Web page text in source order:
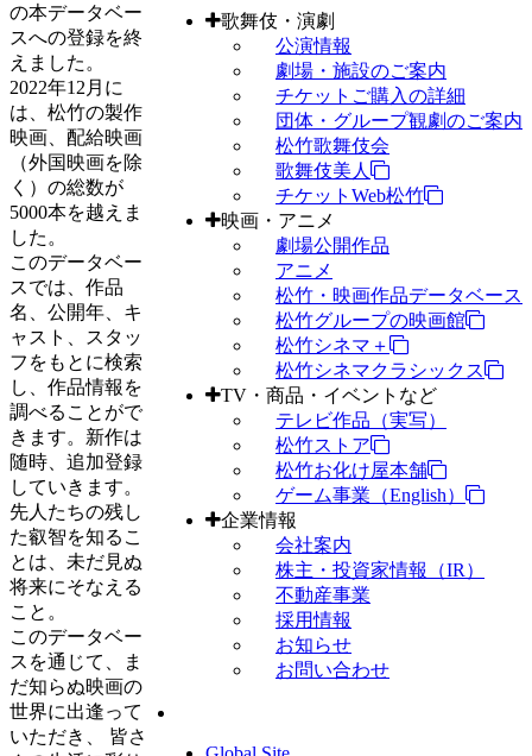
歌舞伎・演劇
公演情報
劇場・施設のご案内
チケットご購入の詳細
団体・グループ観劇のご案内
松竹歌舞伎会
歌舞伎美人
チケットWeb松竹
映画・アニメ
劇場公開作品
アニメ
松竹・映画作品データベース
松竹グループの映画館
松竹シネマ＋
松竹シネマクラシックス
TV・商品・イベントなど
テレビ作品（実写）
松竹ストア
松竹お化け屋本舗
ゲーム事業（English）
企業情報
会社案内
株主・投資家情報（IR）
不動産事業
採用情報
お知らせ
お問い合わせ
の本データベー
スへの登録を終
えました。
2022年12月に
は、松竹の製作
映画、配給映画
（外国映画を除
く）の総数が
5000本を越えま
した。
このデータベー
スでは、作品
名、公開年、キ
ャスト、スタッ
フをもとに検索
し、作品情報を
調べることがで
きます。新作は
随時、追加登録
していきます。
先人たちの残し
た叡智を知るこ
とは、未だ見ぬ
将来にそなえる
こと。
このデータベー
スを通じて、ま
だ知らぬ映画の
世界に出逢って
いただき、 皆さ